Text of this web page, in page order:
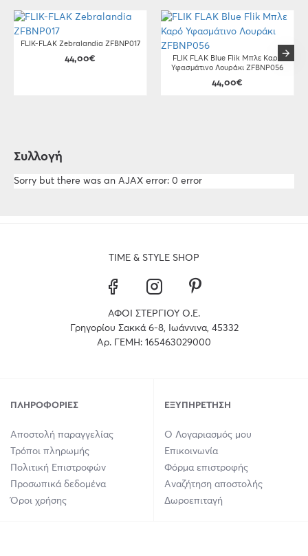
FLIK-FLAK Zebralandia ZFBNP017
44,00€
FLIK FLAK Blue Flik Μπλε Καρό
Υφασμάτινο Λουράκι ZFBNP056
44,00€
Συλλογή
Sorry but there was an AJAX error: 0 error
TIME & STYLE SHOP
ΑΦΟΙ ΣΤΕΡΓΙΟΥ Ο.Ε.
Γρηγορίου Σακκά 6-8, Ιωάννινα, 45332
Αρ. ΓΕΜΗ: 165463029000
ΠΛΗΡΟΦΟΡΊΕΣ
Αποστολή παραγγελίας
Τρόποι πληρωμής
Πολιτική Επιστροφών
Προσωπικά δεδομένα
Όροι χρήσης
ΕΞΥΠΗΡΈΤΗΣΗ
Ο Λογαριασμός μου
Επικοινωνία
Φόρμα επιστροφής
Αναζήτηση αποστολής
Δωροεπιταγή